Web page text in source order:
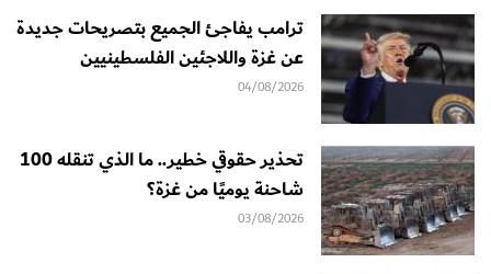
ترامب يفاجئ الجميع بتصريحات جديدة
عن غزة واللاجئين الفلسطينيين
04/08/2026
تحذير حقوقي خطير.. ما الذي تنقله 100
شاحنة يوميًا من غزة؟
03/08/2026